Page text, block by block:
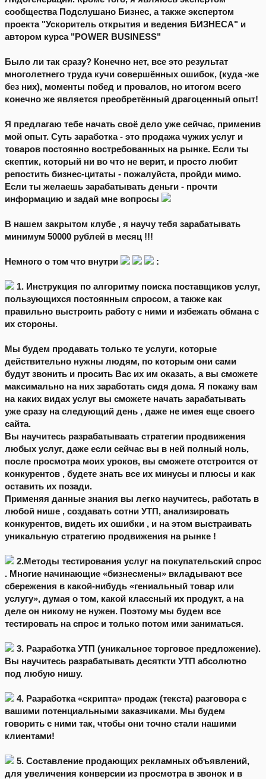
сообщества Подслушано Бизнес, а также экспертом
проекта "Ускоритель открытия и ведения БИЗНЕСА" и
автором курса "POWER BUSINESS"
Было ли так сразу? Конечно нет, все это результат
многолетнего труда кучи совершённых ошибок, (куда -же
без них), моменты побед и провалов, но итогом всего
конечно же является преобретённый драгоценный опыт!
Я предлагаю тебе начать своё дело уже сейчас, применив
мой опыт. Суть заработка - это продажа чужих услуг и
товаров постоянно востребованных на рынке. Если ты
скептик, который ни во что не верит, и просто любит
репостить бизнес-цитаты - пожалуйста, пройди мимо.
Если ты желаешь зарабатывать деньги - прочти
информацию и задай мне вопросы
В нашем закрытом клубе , я научу тебя зарабатывать
минимум 50000 рублей в месяц !!!
Немного о том что внутри :
1. Инструкция по алгоритму поиска поставщиков услуг,
пользующихся постоянным спросом, а также как
правильно выстроить работу с ними и избежать обмана с
их стороны.
Мы будем продавать только те услуги, которые
действительно нужны людям, по которым они сами
будут звонить и просить Вас их им оказать, а вы сможете
максимально на них заработать сидя дома. Я покажу вам
на каких видах услуг вы сможете начать зарабатывать
уже сразу на следующий день , даже не имея еще своего
сайта.
Вы научитесь разрабатываать стратегии продвижения
любых услуг, даже если сейчас вы в ней полный ноль,
после просмотра моих уроков, вы сможете отстроится от
конкурентов , будете знать все их минусы и плюсы и как
оставить их позади.
Применяя данные знания вы легко научитесь, работать в
любой нише , создавать сотни УТП, анализировать
конкурентов, видеть их ошибки , и на этом выстраивать
уникальную стратегию продвижения на рынке !
2.Методы тестирования услуг на покупательский спрос
. Многие начинающие «бизнесмены» вкладывают все
сбережения в какой-нибудь «гениальный товар или
услугу», думая о том, какой классный их продукт, а на
деле он никому не нужен. Поэтому мы будем все
тестировать на спрос и только потом ими заниматься.
3. Разработка УТП (уникальное торговое предложение).
Вы научитесь разрабатывать десяткти УТП абсолютно
под любую нишу.
4. Разработка «скрипта» продаж (текста) разговора с
вашими потенциальными заказчиками. Мы будем
говорить с ними так, чтобы они точно стали нашими
клиентами!
5. Составление продающих рекламных объявлений,
для увеличения конверсии из просмотра в звонок и в